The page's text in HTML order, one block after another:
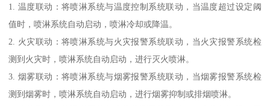
1. 温度联动：将喷淋系统与温度控制系统联动，当温度超过设定阈
值时，喷淋系统自动启动，喷淋冷却或降温。
2. 火灾联动：将喷淋系统与火灾报警系统联动，当火灾报警系统检
测到火灾时，喷淋系统自动启动，进行灭火喷淋。
3. 烟雾联动：将喷淋系统与烟雾报警系统联动，当烟雾报警系统检
测到烟雾时，喷淋系统自动启动，进行烟雾抑制或排烟喷淋。